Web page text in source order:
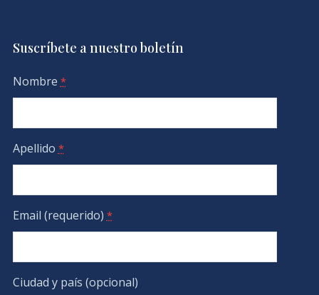
Suscríbete a nuestro boletín
Nombre *
Apellido *
Email (requerido) *
Ciudad y país (opcional)